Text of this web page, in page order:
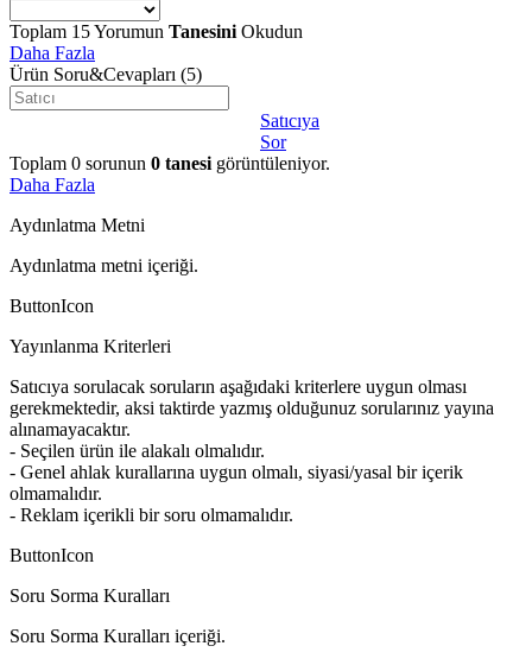
Toplam 15Yorumun Tanesini Okudun
Daha Fazla
Ürün Soru&Cevapları (5)
Satıcıya
Sor
Toplam 0 sorunun 0 tanesi görüntüleniyor.
Daha Fazla
Aydınlatma Metni
Aydınlatma metni içeriği.
ButtonIcon
Yayınlanma Kriterleri
Satıcıya sorulacak soruların aşağıdaki kriterlere uygun olması
gerekmektedir, aksi taktirde yazmış olduğunuz sorularınız yayına
alınamayacaktır.
- Seçilen ürün ile alakalı olmalıdır.
- Genel ahlak kurallarına uygun olmalı, siyasi/yasal bir içerik
olmamalıdır.
- Reklam içerikli bir soru olmamalıdır.
ButtonIcon
Soru Sorma Kuralları
Soru Sorma Kuralları içeriği.